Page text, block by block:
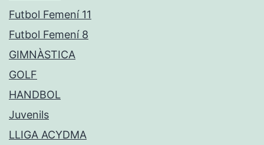
Futbol Femení 11
Futbol Femení 8
GIMNÀSTICA
GOLF
HANDBOL
Juvenils
LLIGA ACYDMA